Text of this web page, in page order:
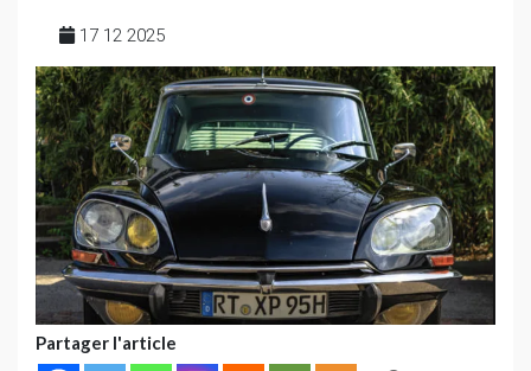
17 12 2025
Partager l'article